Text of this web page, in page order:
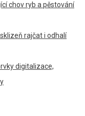
chov ryb a pěstování
rajčat i odhalí
digitalizace,